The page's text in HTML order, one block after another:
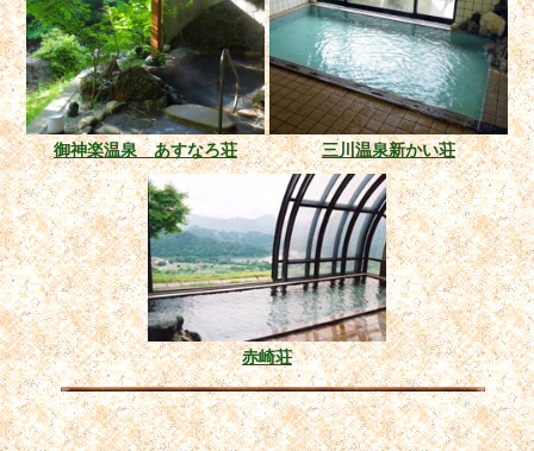
御神楽温泉 あすなろ荘 三川温泉新かい荘
赤崎荘